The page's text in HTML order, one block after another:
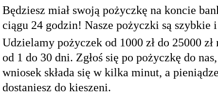
Będziesz miał swoją pożyczkę na koncie
ciągu 24 godzin! Nasze pożyczki są szybkie
Udzielamy pożyczek od 1000 zł do 25000 zł
od 1 do 30 dni. Zgłoś się po pożyczkę do
wniosek składa się w kilka minut, a
dostaniesz do kieszeni.